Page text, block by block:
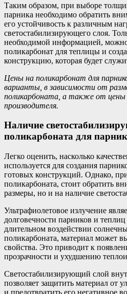
Таким образом, при выборе
парника необходимо обратить
его устойчивость к различным
светостабилизирующего слоя.
необходимой информацией,
поликарбонат для теплицы и
конструкцию, которая будет
Цены на поликарбонат для
варианты, в зависимости от
поликарбоната, а также от цены
производителя.
Наличие
поликарбоната для
Легко оценить, насколько
используется для создания
готовых конструкций. Однако,
поликарбоната, стоит обратить
размеры, но и на наличие
Ультрафиолетовое излучение
долговечности парников и
длительном воздействии
поликарбоната, материал может
свойства. Это приводит к
прозрачности и ухудшению
Светостабилизирующий слой
позволяет защитить материал от
и предотвратить его негативное